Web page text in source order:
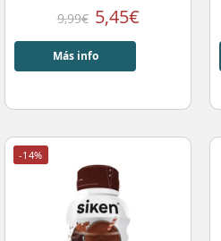
9,99€ 5,45€
Más info
-14%